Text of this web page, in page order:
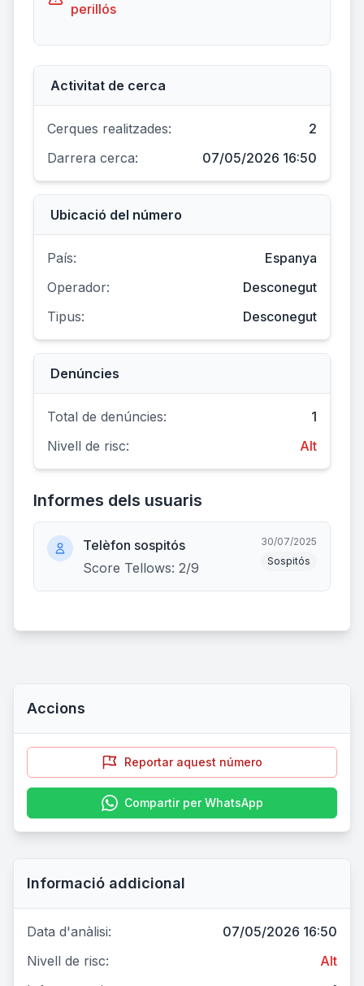
perillós
Activitat de cerca
Cerques realitzades:
2
Darrera cerca:
07/05/2026 16:50
Ubicació del número
País:
Espanya
Operador:
Desconegut
Tipus:
Desconegut
Denúncies
Total de denúncies:
1
Nivell de risc:
Alt
Informes dels usuaris
Telèfon sospitós
Score Tellows: 2/9
30/07/2025
Sospitós
Accions
Reportar aquest número
Compartir per WhatsApp
Informació addicional
Data d'anàlisi:
07/05/2026 16:50
Nivell de risc:
Alt